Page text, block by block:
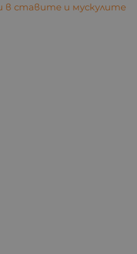
в ставите и мускулите